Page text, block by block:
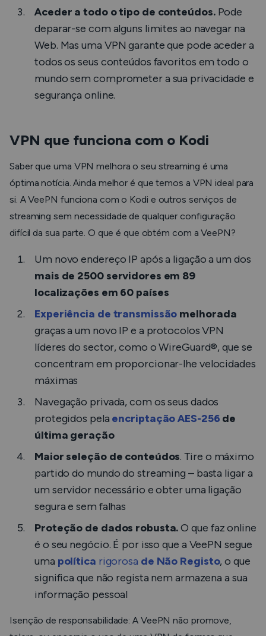
Aceder a todo o tipo de conteúdos. Pode
deparar-se com alguns limites ao navegar na
Web. Mas uma VPN garante que pode aceder a
todos os seus conteúdos favoritos em todo o
mundo sem comprometer a sua privacidade e
segurança online.
VPN que funciona com o Kodi
Saber que uma VPN melhora o seu streaming é uma
óptima notícia. Ainda melhor é que temos a VPN ideal para
si. A VeePN funciona com o Kodi e outros serviços de
streaming sem necessidade de qualquer configuração
difícil da sua parte. O que é que obtém com a VeePN?
Um novo endereço IP após a ligação a um dos
mais de 2500 servidores em 89
localizações em 60 países
Experiência de transmissão melhorada
graças a um novo IP e a protocolos VPN
líderes do sector, como o WireGuard®, que se
concentram em proporcionar-lhe velocidades
máximas
Navegação privada, com os seus dados
protegidos pela encriptação AES-256 de
última geração
Maior seleção de conteúdos. Tire o máximo
partido do mundo do streaming – basta ligar a
um servidor necessário e obter uma ligação
segura e sem falhas
Proteção de dados robusta.O que faz online
é o seu negócio. É por isso que a VeePN segue
uma política rigorosa de Não Registo, o que
significa que não regista nem armazena a sua
informação pessoal
Isenção de responsabilidade: A VeePN não promove,